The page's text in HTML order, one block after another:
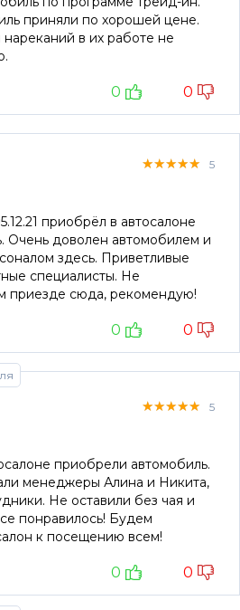
приняли по хорошей цене.
в их работе не
0 0
★★★★★
★★★★★
★★★★★ 5
приобрёл в автосалоне
Очень доволен автомобилем и
здесь. Приветливые
специалисты. Не
приезде сюда, рекомендую!
0 0
★★★★★
★★★★★
★★★★★ 5
приобрели автомобиль.
менеджеры Алина и Никита,
Не оставили без чая и
понравилось! Будем
к посещению всем!
0 0